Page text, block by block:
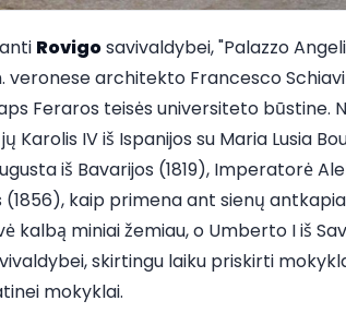
Rovigosavivaldybei, "Palazzo
veronese architekto Francesco
Feraros teisės universiteto būstine.
Karolis IV iš Ispanijos su Maria Lusia
iš Bavarijos (1819), Imperatorė
(1856), kaip primena ant sienų
kalbą miniai žemiau, o Umberto I iš
skirtingu laiku priskirti
mokyklai.